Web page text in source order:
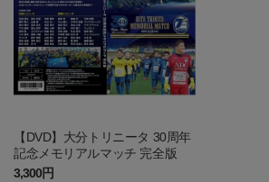
【DVD】大分トリニータ 30周年
記念メモリアルマッチ 完全版
3,300円